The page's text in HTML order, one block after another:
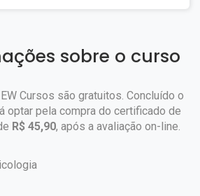
sobre o curso
Cursos são gratuitos. Concluído o
optar pela compra do certificado de
R$ 45,90, após a avaliação on-line.